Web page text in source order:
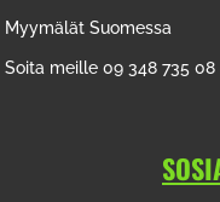
Myymälät Suomessa
Soita meille 09 348 735 08